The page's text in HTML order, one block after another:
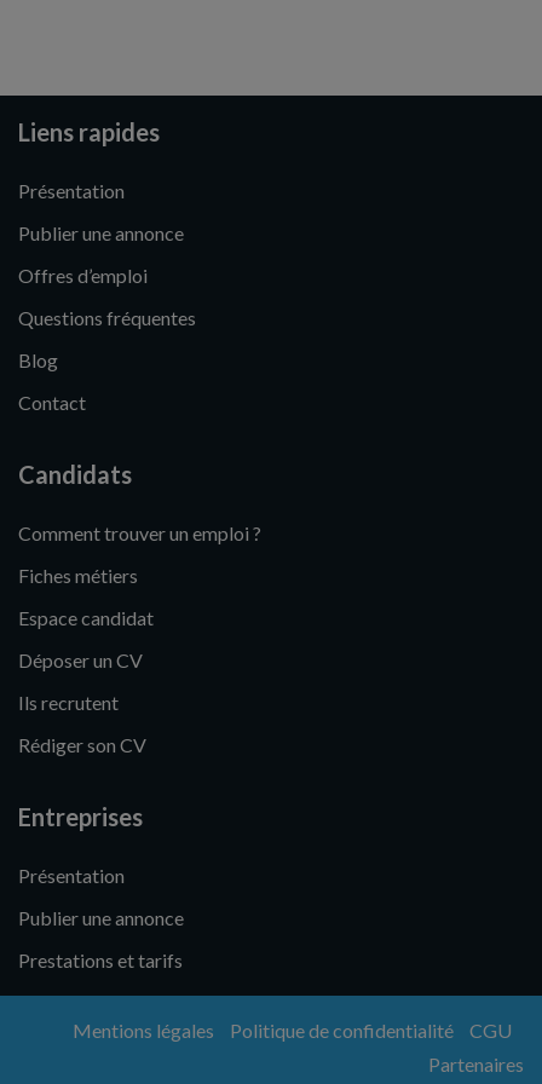
Liens rapides
Présentation
Publier une annonce
Offres d’emploi
Questions fréquentes
Blog
Contact
Candidats
Comment trouver un emploi ?
Fiches métiers
Espace candidat
Déposer un CV
Ils recrutent
Rédiger son CV
Entreprises
Présentation
Publier une annonce
Prestations et tarifs
Mentions légales Politique de confidentialité
CGU
Partenaires